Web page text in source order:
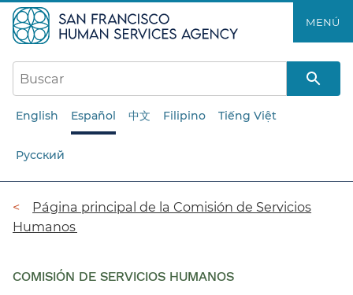
al
contenido
principal​​
MENÚ​​
English Español 中文 Filipino Tiếng Việt
Русский
Ruta
de
Página principal de la Comisión de Servicios
Humanos​​
COMISIÓN DE SERVICIOS HUMANOS